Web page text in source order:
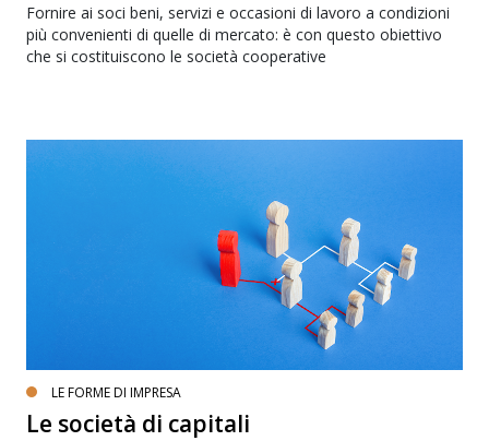
Fornire ai soci beni, servizi e occasioni di lavoro a condizioni
più convenienti di quelle di mercato: è con questo obiettivo
che si costituiscono le società cooperative
LE FORME DI IMPRESA
Le società di capitali